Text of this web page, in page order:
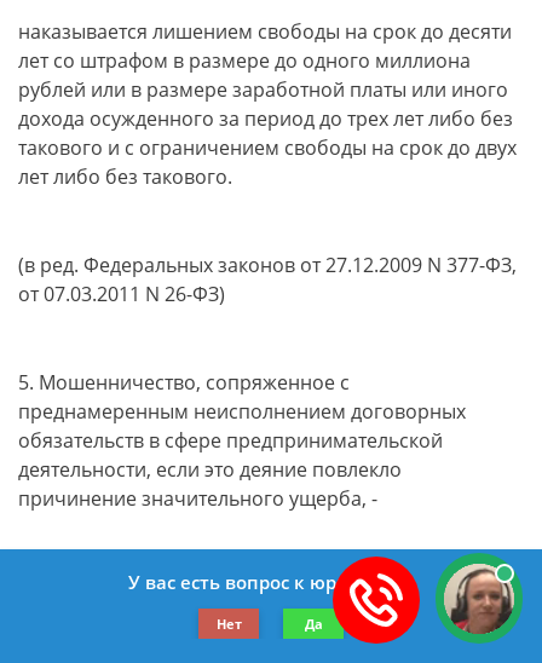
наказывается лишением свободы на срок до десяти
лет со штрафом в размере до одного миллиона
рублей или в размере заработной платы или иного
дохода осужденного за период до трех лет либо без
такового и с ограничением свободы на срок до двух
лет либо без такового.
(в ред. Федеральных законов от 27.12.2009 N 377-ФЗ,
от 07.03.2011 N 26-ФЗ)
5. Мошенничество, сопряженное с
преднамеренным неисполнением договорных
обязательств в сфере предпринимательской
деятельности, если это деяние повлекло
причинение значительного ущерба, -
наказывается штрафом в размере до трехсот тысяч
рублей или в размере заработной платы или иного
дохода осужденного за период до двух лет, либо
У вас есть вопрос к юристу?
Нет Да